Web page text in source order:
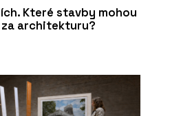
Které stavby mohou
za architekturu?